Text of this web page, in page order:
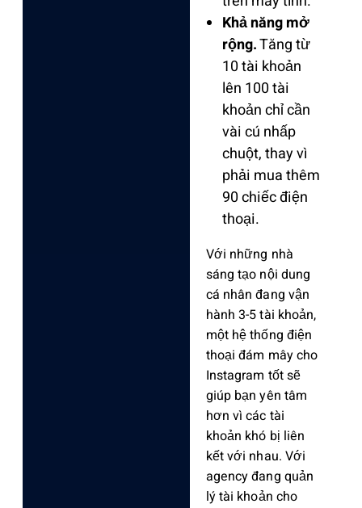
Khả năng mở
rộng.Tăng từ
10 tài khoản
lên 100 tài
khoản chỉ cần
vài cú nhấp
chuột, thay vì
phải mua thêm
90 chiếc điện
thoại.
Với những nhà
sáng tạo nội dung
cá nhân đang vận
hành 3-5 tài khoản,
một hệ thống điện
thoại đám mây cho
Instagram tốt sẽ
giúp bạn yên tâm
hơn vì các tài
khoản khó bị liên
kết với nhau. Với
agency đang quản
lý tài khoản cho